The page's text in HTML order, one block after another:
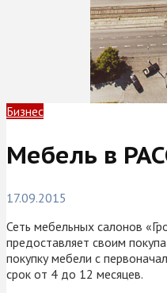
Бизнес
Мебель в
17.09.2015
Сеть мебельных салонов
предоставляет своим
покупку мебели с
срок от 4 до 12 месяцев.